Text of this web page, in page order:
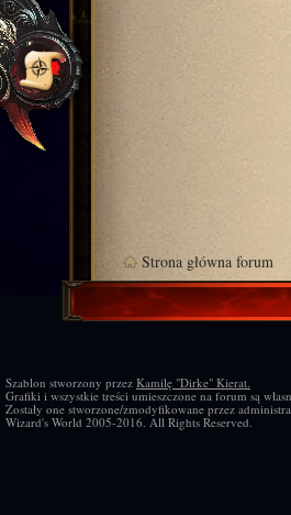
Strona główna forum
Szablon stworzony przez Kamilę "Dirke" Kierat.
Grafiki i wszystkie treści umieszczone na forum są
Zostały one stworzone/zmodyfikowane przez
Wizard's World 2005-2016. All Rights Reserved.